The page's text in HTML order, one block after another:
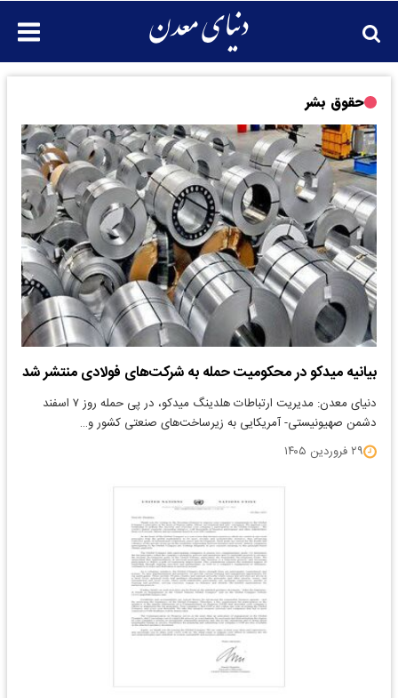
حقوق بشر
بیانیه میدکو در محکومیت حمله به شرکت‌های فولادی منتشر شد
دنیای معدن: مدیریت ارتباطات هلدینگ میدکو، در پی حمله روز ۷ اسفند
دشمن صهیونیستی- آمریکایی به زیر‌ساخت‌های صنعتی کشور و…
۲۹ فروردین ۱۴۰۵